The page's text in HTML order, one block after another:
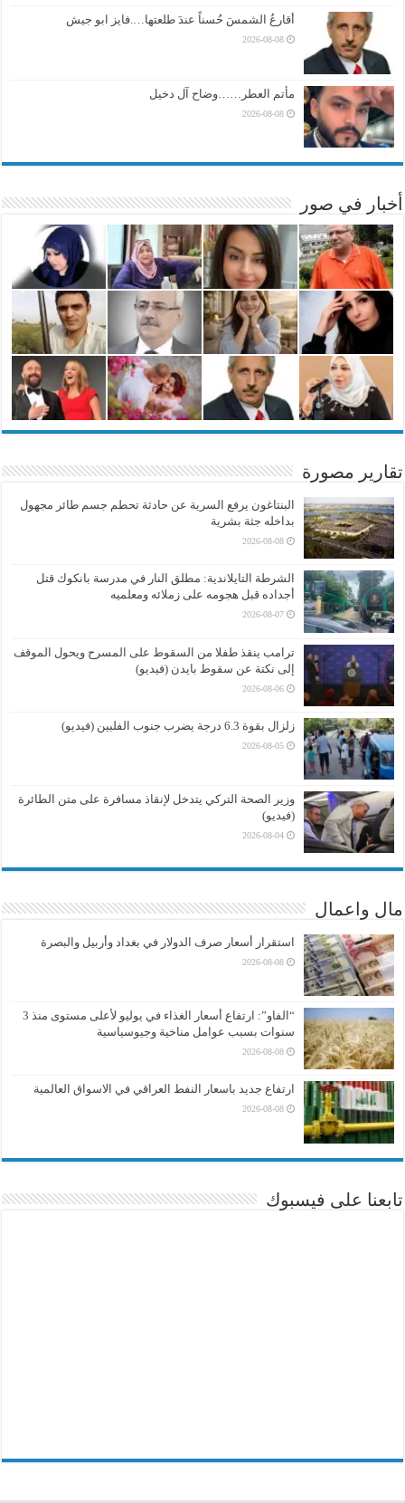
أقارعُ الشمسَ حُسناً عندَ طلعتها….فايز ابو جيش
2026-08-08
مأتم العطر……وضاح آل دخيل
2026-08-08
أخبار في صور
تقارير مصورة
البنتاغون يرفع السرية عن حادثة تحطم جسم طائر مجهول
بداخله جثة بشرية
2026-08-08
الشرطة التايلاندية: مطلق النار في مدرسة بانكوك قتل
أجداده قبل هجومه على زملائه ومعلميه
2026-08-07
ترامب ينقذ طفلا من السقوط على المسرح ويحول الموقف
إلى نكتة عن سقوط بايدن (فيديو)
2026-08-06
زلزال بقوة 6.3 درجة يضرب جنوب الفلبين (فيديو)
2026-08-05
وزير الصحة التركي يتدخل لإنقاذ مسافرة على متن الطائرة
(فيديو)
2026-08-04
مال واعمال
استقرار أسعار صرف الدولار في بغداد وأربيل والبصرة
2026-08-08
“الفاو”: ارتفاع أسعار الغذاء في يوليو لأعلى مستوى منذ 3
سنوات بسبب عوامل مناخية وجيوسياسية
2026-08-08
ارتفاع جديد باسعار النفط العراقي في الاسواق العالمية
2026-08-08
تابعنا على فيسبوك